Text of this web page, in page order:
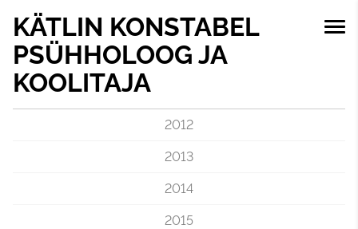
KÄTLIN KONSTABEL
PSÜHHOLOOG JA
KOOLITAJA
2012
2013
2014
2015